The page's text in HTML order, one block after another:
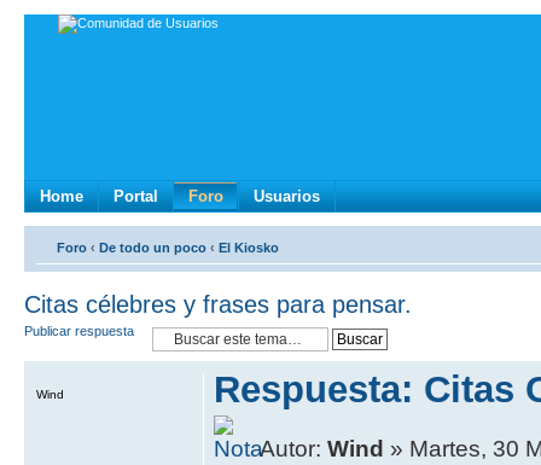
Home Portal Foro Usuarios
Foro ‹ De todo un poco ‹ El Kiosko
Citas célebres y frases para pensar.
Publicar respuesta
Respuesta: Citas
Autor:Wind » Martes, 30
Wind